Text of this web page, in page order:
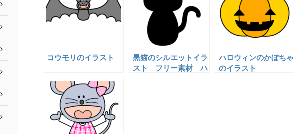
コウモリのイラスト
黒猫のシルエットイラ
スト フリー素材 ハ
ハロウィンのかぼちゃ
のイラスト